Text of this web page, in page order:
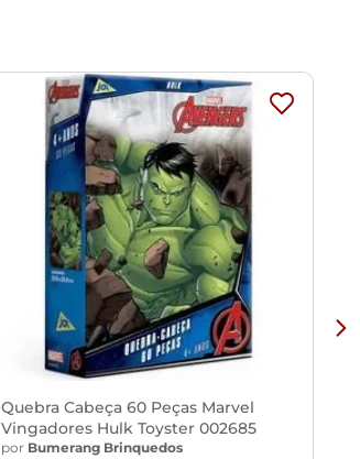
Quebra Cabeça 60 Peças Marvel
Vingadores Hulk Toyster 002685
por Bumerang Brinquedos